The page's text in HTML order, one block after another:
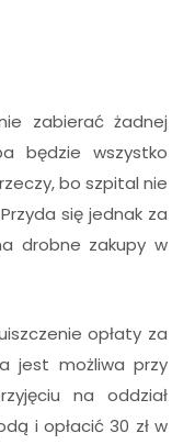
zabierać żadnej
będzie wszystko
bo szpital nie
się jednak za
drobne zakupy w
opłaty za
jest możliwa przy
na oddział
i opłacić 30 zł w